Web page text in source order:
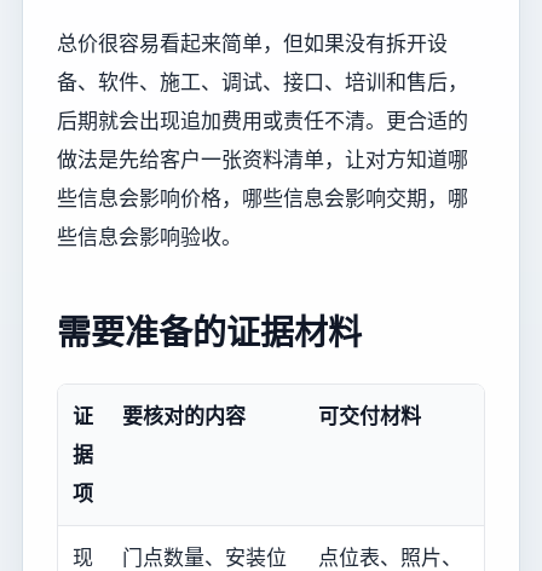
总价很容易看起来简单，但如果没有拆开设
备、软件、施工、调试、接口、培训和售后，
后期就会出现追加费用或责任不清。更合适的
做法是先给客户一张资料清单，让对方知道哪
些信息会影响价格，哪些信息会影响交期，哪
些信息会影响验收。
需要准备的证据材料
证
据
项
要核对的内容 可交付材料
现
门点数量、安装位
点位表、照片、